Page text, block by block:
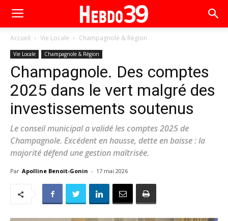
Accueil Vie Locale Champagnole & Région
Vie Locale Champagnole & Région
Champagnole. Des comptes
2025 dans le vert malgré des
investissements soutenus
Le conseil municipal a validé les comptes 2025 de
Champagnole. Excédent en hausse, dette en baisse : la
majorité défend une gestion maîtrisée.
Par Apolline Benoit-Gonin - 17 mai 2026